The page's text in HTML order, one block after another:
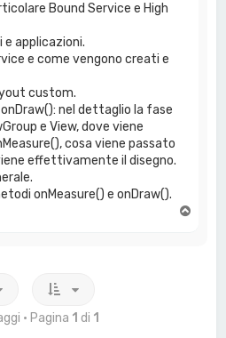
Bound Service e High
applicazioni.
e come vengono creati e
custom.
nel dettaglio la fase
e View, dove viene
cosa viene passato
effettivamente il disegno.
onMeasure() e onDraw().
• Pagina 1 di 1